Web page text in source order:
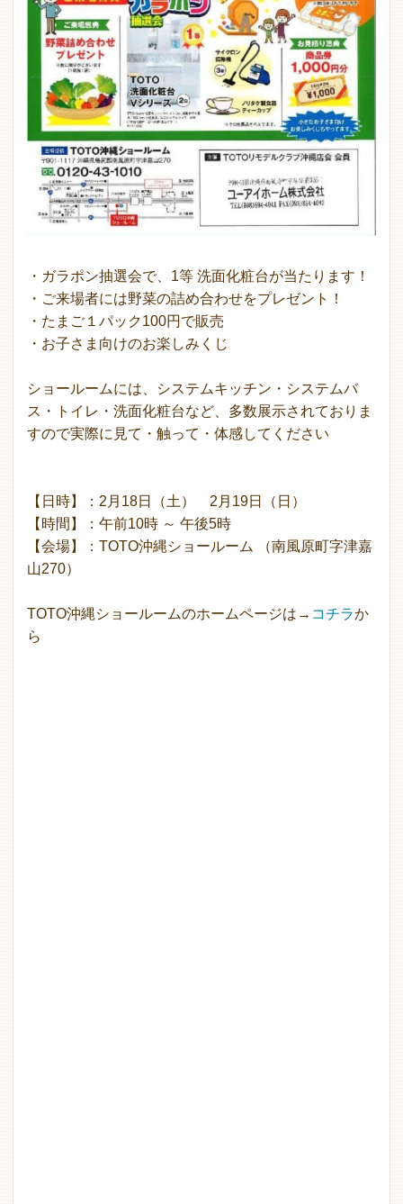
・ガラポン抽選会で、1等 洗面化粧台が当たります！
・ご来場者には野菜の詰め合わせをプレゼント！
・たまご１パック100円で販売
・お子さま向けのお楽しみくじ
ショールームには、システムキッチン・システムバ
ス・トイレ・洗面化粧台など、多数展示されておりま
すので実際に見て・触って・体感してください
【日時】：2月18日（土） 2月19日（日）
【時間】：午前10時 ～ 午後5時
【会場】：TOTO沖縄ショールーム （南風原町字津嘉
山270）
TOTO沖縄ショールームのホームページは→ コチラか
ら